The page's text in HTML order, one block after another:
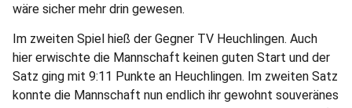
wäre sicher mehr drin gewesen.
Im zweiten Spiel hieß der Gegner TV Heuchlingen. Auch
hier erwischte die Mannschaft keinen guten Start und der
Satz ging mit 9:11 Punkte an Heuchlingen. Im zweiten Satz
konnte die Mannschaft nun endlich ihr gewohnt souveränes